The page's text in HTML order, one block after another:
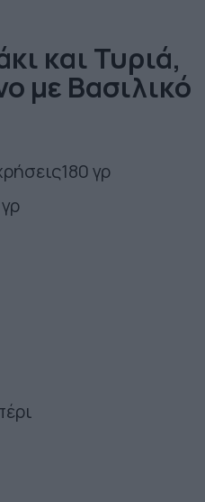
και Τυριά,
με Βασιλικό
180 γρ